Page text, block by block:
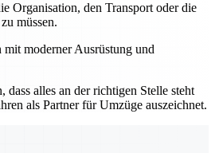
Organisation, den Transport oder die
müssen.
mit moderner Ausrüstung und
alles an der richtigen Stelle steht
als Partner für Umzüge auszeichnet.